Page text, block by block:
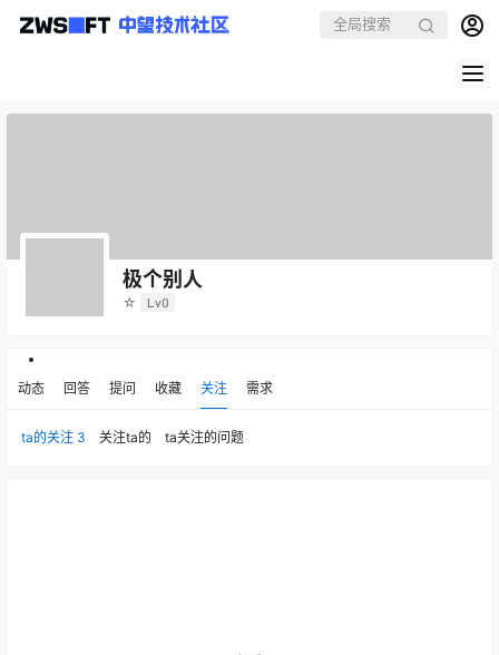
极个别人
☆ Lv0
动态 回答 提问 收藏 关注 需求
ta的关注 3 关注ta的 ta关注的问题